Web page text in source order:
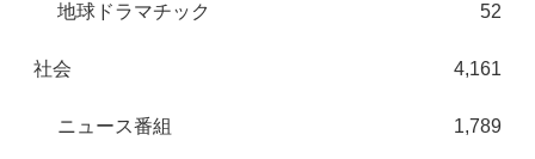
地球ドラマチック 52
社会 4,161
ニュース番組 1,789